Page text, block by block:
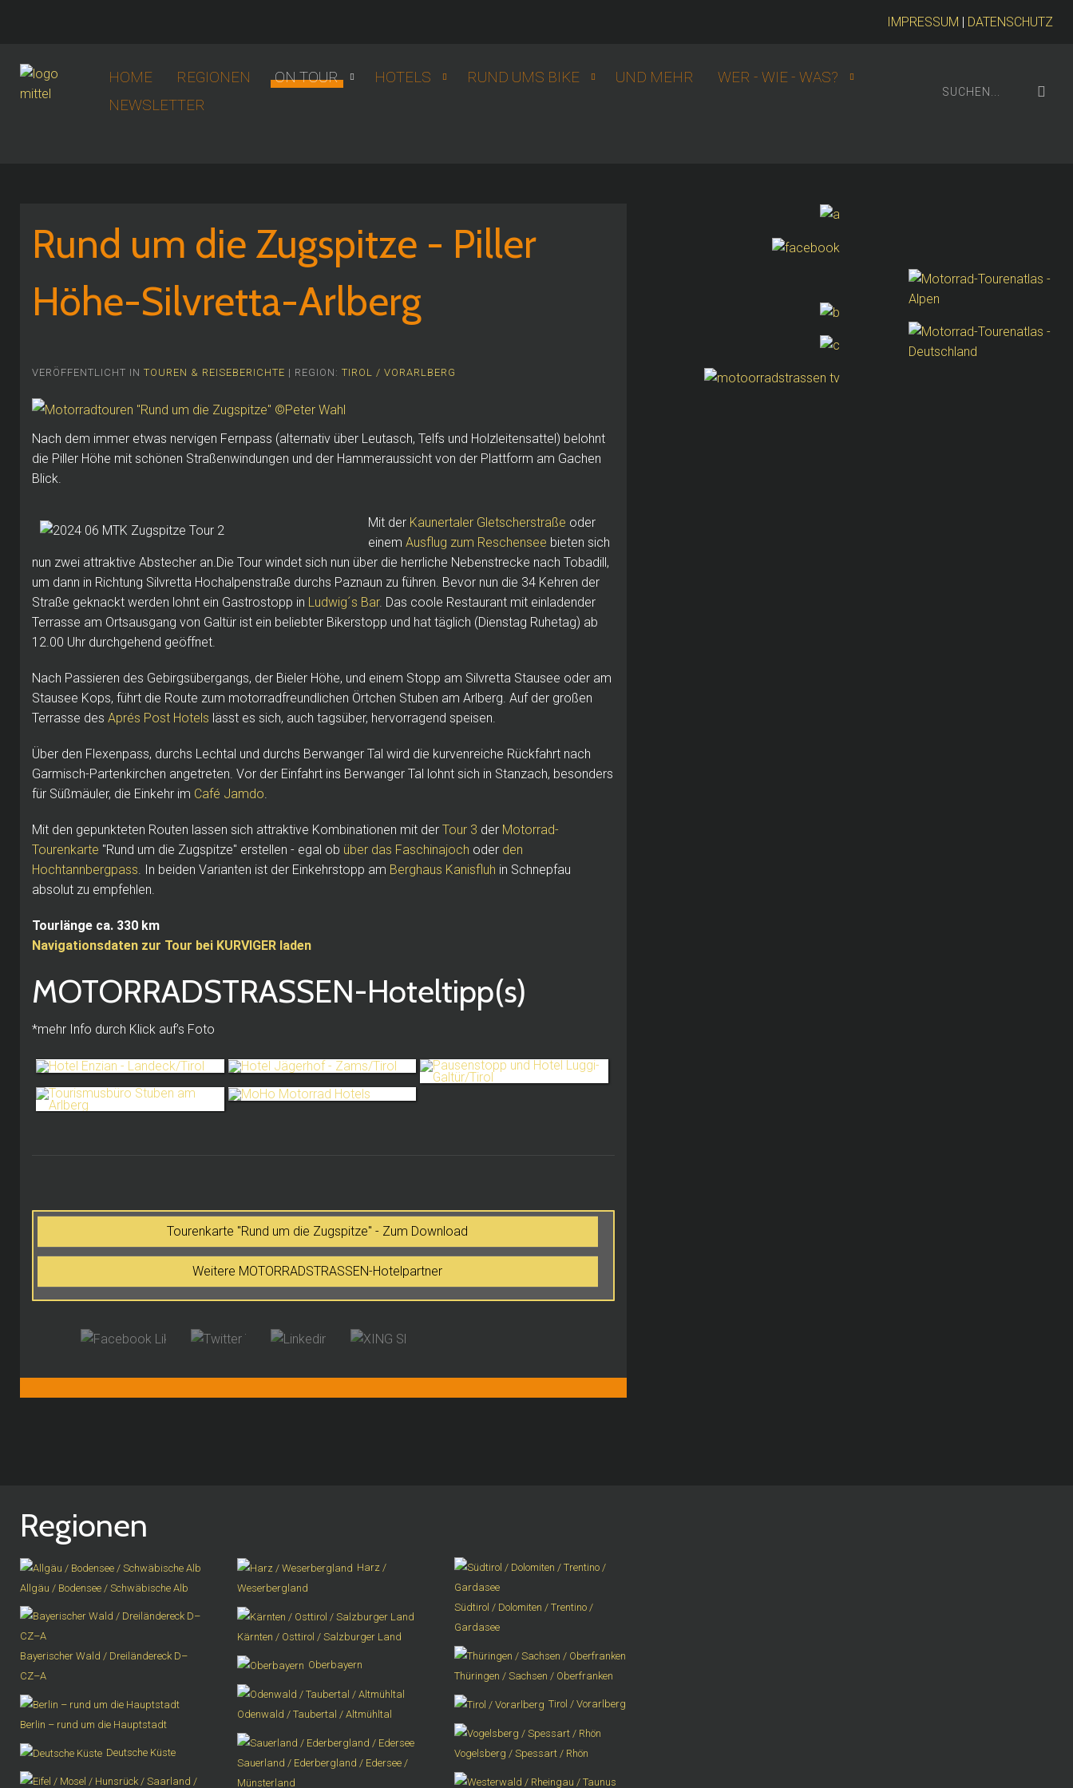
IMPRESSUM | DATENSCHUTZ
HOME REGIONEN ON TOUR HOTELS RUND UMS BIKE UND MEHR
WER - WIE - WAS?
NEWSLETTER
Rund um die Zugspitze - Piller
Höhe-Silvretta-Arlberg
VERÖFFENTLICHT IN TOUREN & REISEBERICHTE | REGION: TIROL / VORARLBERG
Nach dem immer etwas nervigen Fernpass (alternativ über Leutasch, Telfs und Holzleitensattel) belohnt
die Piller Höhe mit schönen Straßenwindungen und der Hammeraussicht von der Plattform am Gachen
Blick.
Mit der Kaunertaler Gletscherstraße oder
einem Ausflug zum Reschensee bieten sich
nun zwei attraktive Abstecher an.Die Tour windet sich nun über die herrliche Nebenstrecke nach Tobadill,
um dann in Richtung Silvretta Hochalpenstraße durchs Paznaun zu führen. Bevor nun die 34 Kehren der
Straße geknackt werden lohnt ein Gastrostopp in Ludwig´s Bar. Das coole Restaurant mit einladender
Terrasse am Ortsausgang von Galtür ist ein beliebter Bikerstopp und hat täglich (Dienstag Ruhetag) ab
12.00 Uhr durchgehend geöffnet.
Nach Passieren des Gebirgsübergangs, der Bieler Höhe, und einem Stopp am Silvretta Stausee oder am
Stausee Kops, führt die Route zum motorradfreundlichen Örtchen Stuben am Arlberg. Auf der großen
Terrasse des Aprés Post Hotels lässt es sich, auch tagsüber, hervorragend speisen.
Über den Flexenpass, durchs Lechtal und durchs Berwanger Tal wird die kurvenreiche Rückfahrt nach
Garmisch-Partenkirchen angetreten. Vor der Einfahrt ins Berwanger Tal lohnt sich in Stanzach, besonders
für Süßmäuler, die Einkehr im Café Jamdo
Mit den gepunkteten Routen lassen sich attraktive Kombinationen mit der Tour 3 der Motorrad-
Tourenkarte "Rund um die Zugspitze" erstellen - egal ob über das Faschinajoch oder den
Hochtannbergpass . In beiden Varianten ist der Einkehrstopp am Berghaus Kanisfluh in Schnepfau
absolut zu empfehlen.
Tourlänge ca. 330 km
Navigationsdaten zur Tour bei KURVIGER laden
MOTORRADSTRASSEN-Hoteltipp(s)
*mehr Info durch Klick auf’s Foto
Tourenkarte "Rund um die Zugspitze" - Zum Download
Weitere MOTORRADSTRASSEN-Hotelpartner
Regionen
Allgäu / Bodensee / Schwäbische Alb
Bayerischer Wald / Dreiländereck D–
CZ–A
Berlin – rund um die Hauptstadt
Deutsche Küste
Harz /
Weserbergland
Kärnten / Osttirol / Salzburger Land
Oberbayern
Odenwald / Taubertal / Altmühltal
Sauerland / Ederbergland / Edersee /
Münsterland
Südtirol / Dolomiten / Trentino /
Gardasee
Thüringen / Sachsen / Oberfranken
Tirol / Vorarlberg
Vogelsberg / Spessart / Rhön